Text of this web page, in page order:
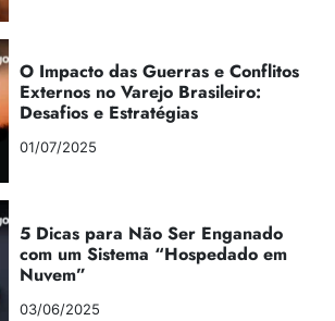
O Impacto das Guerras e Conflitos
Externos no Varejo Brasileiro:
Desafios e Estratégias
01/07/2025
5 Dicas para Não Ser Enganado
com um Sistema “Hospedado em
Nuvem”
03/06/2025